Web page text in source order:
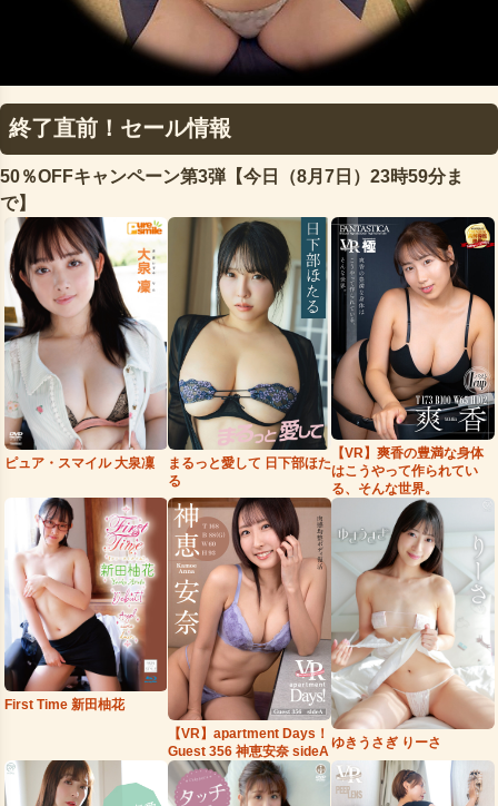
終了直前！セール情報
50％OFFキャンペーン第3弾【今日（8月7日）23時59分ま
で】
ピュア・スマイル 大泉凜
まるっと愛して 日下部ほた
る
【VR】爽香の豊満な身体
はこうやって作られてい
る、そんな世界。
First Time 新田柚花
【VR】apartment Days！
Guest 356 神恵安奈 sideA
ゆきうさぎ りーさ